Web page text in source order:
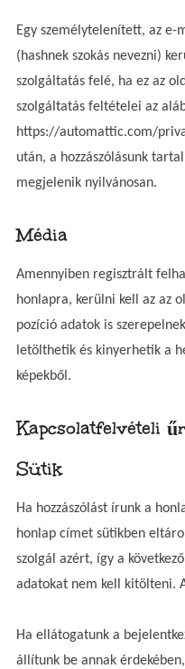
Egy személytelenített, az
(hashnek szokás nevezni)
szolgáltatás felé, ha ez az
szolgáltatás feltételei az
https://automattic.com/
után, a hozzászólásunk
megjelenik nyilvánosan.
Média
Amennyiben regisztrált
honlapra, kerülni kell az az
pozíció adatok is
letölthetik és kinyerhetik a
képekből.
Kapcsolatfelvételi
Sütik
Ha hozzászólást írunk a
honlap címet sütikben
szolgál azért, így a
adatokat nem kell kitölteni.
Ha ellátogatunk a
állítunk be annak